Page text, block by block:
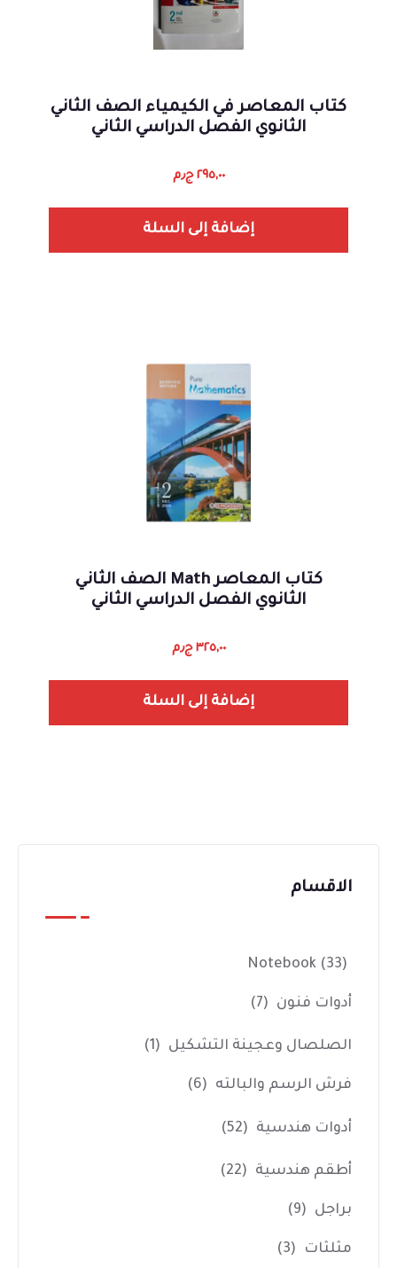
كتاب المعاصر في الكيمياء الصف الثاني
الثانوي الفصل الدراسي الثاني
٢٩٥,٠٠ ج٫م
إضافة إلى السلة
كتاب المعاصر Math الصف الثاني
الثانوي الفصل الدراسي الثاني
٣٢٥,٠٠ ج٫م
إضافة إلى السلة
الاقسام
Notebook (33)
أدوات فنون (7)
الصلصال وعجينة التشكيل (1)
فرش الرسم والبالته (6)
أدوات هندسية (52)
أطقم هندسية (22)
براجل (9)
مثلثات (3)